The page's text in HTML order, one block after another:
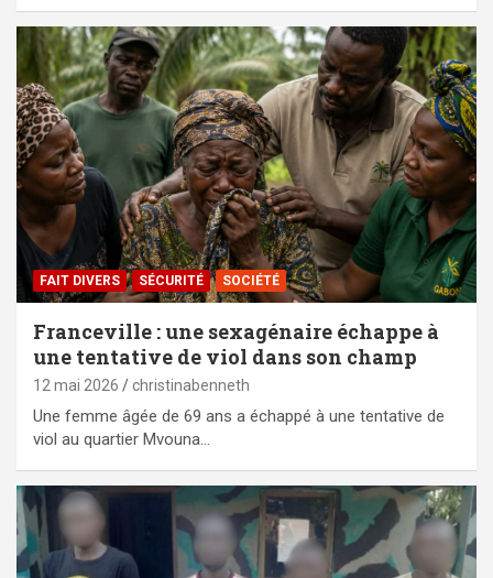
FAIT DIVERS SÉCURITÉ SOCIÉTÉ
Franceville : une sexagénaire échappe à
une tentative de viol dans son champ
12 mai 2026 christinabenneth
Une femme âgée de 69 ans a échappé à une tentative de
viol au quartier Mvouna…